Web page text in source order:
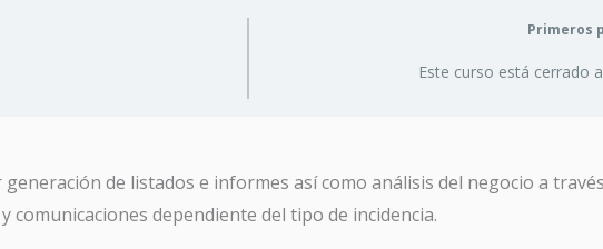
Primeros
Este curso está cerrado
de listados e informes así como análisis del negocio a
dependiente del tipo de incidencia.